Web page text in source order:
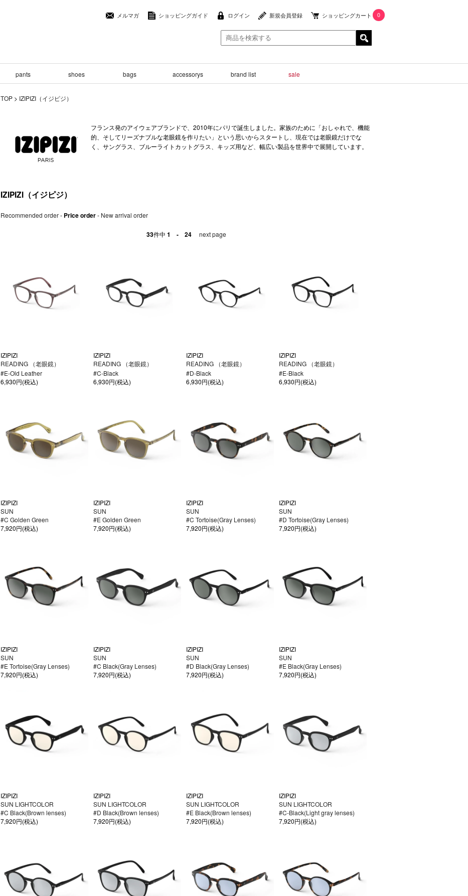
メルマガ ショッピングガイド ログイン 新規会員登録 ショッピングカート 0
pants shoes bags accessorys brand list sale
TOP > IZIPIZI（イジピジ）
フランス発のアイウェアブランドで、2010年にパリで誕生しました。家族のために「おしゃれで、機能
的、そしてリーズナブルな老眼鏡を作りたい」という思いからスタートし、現在では老眼鏡だけでな
く、サングラス、ブルーライトカットグラス、キッズ用など、幅広い製品を世界中で展開しています。
IZIPIZI（イジピジ）
Recommended order- Price order- New arrival order
33件中 1 - 24 next page
IZIPIZI
READING （老眼鏡）
#E-Old Leather
6,930円(税込)
IZIPIZI
READING （老眼鏡）
#C-Black
6,930円(税込)
IZIPIZI
READING （老眼鏡）
#D-Black
6,930円(税込)
IZIPIZI
READING （老眼鏡）
#E-Black
6,930円(税込)
IZIPIZI
SUN
#C Golden Green
7,920円(税込)
IZIPIZI
SUN
#E Golden Green
7,920円(税込)
IZIPIZI
SUN
#C Tortoise(Gray Lenses)
7,920円(税込)
IZIPIZI
SUN
#D Tortoise(Gray Lenses)
7,920円(税込)
IZIPIZI
SUN
#E Tortoise(Gray Lenses)
7,920円(税込)
IZIPIZI
SUN
#C Black(Gray Lenses)
7,920円(税込)
IZIPIZI
SUN
#D Black(Gray Lenses)
7,920円(税込)
IZIPIZI
SUN
#E Black(Gray Lenses)
7,920円(税込)
IZIPIZI
SUN LIGHTCOLOR
#C Black(Brown lenses)
7,920円(税込)
IZIPIZI
SUN LIGHTCOLOR
#D Black(Brown lenses)
7,920円(税込)
IZIPIZI
SUN LIGHTCOLOR
#E Black(Brown lenses)
7,920円(税込)
IZIPIZI
SUN LIGHTCOLOR
#C-Black(Light gray lenses)
7,920円(税込)